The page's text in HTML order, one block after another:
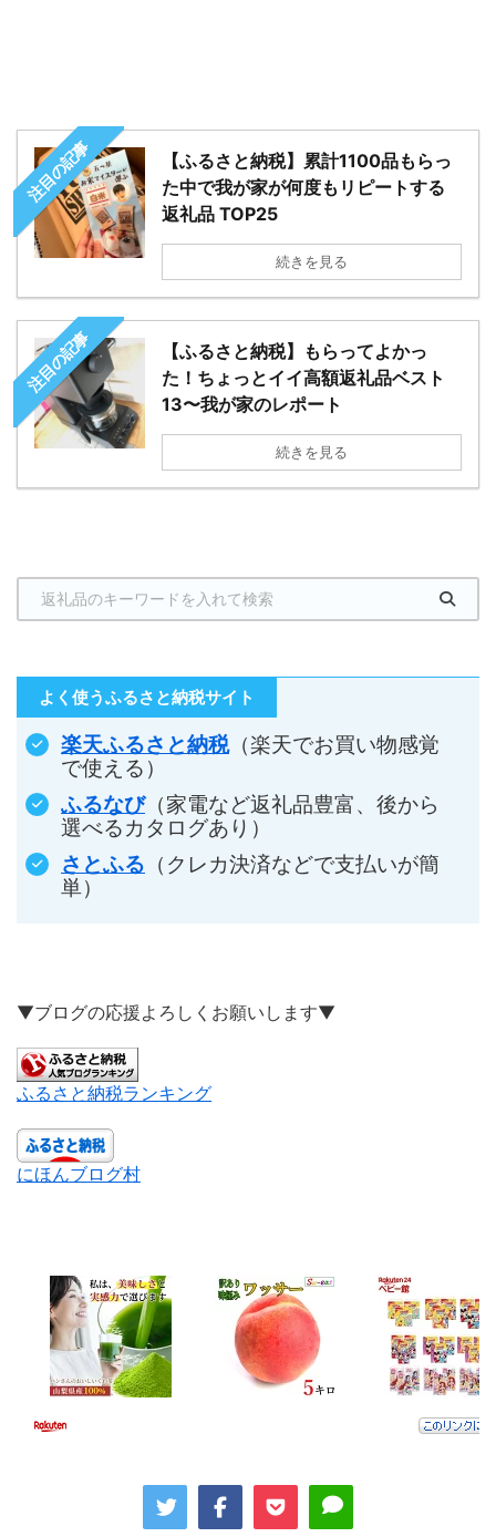
注目の記事
【ふるさと納税】累計1100品もらっ
た中で我が家が何度もリピートする
返礼品 TOP25
続きを見る
注目の記事
【ふるさと納税】もらってよかっ
た！ちょっとイイ高額返礼品ベスト
13〜我が家のレポート
続きを見る
よく使うふるさと納税サイト
楽天ふるさと納税（楽天でお買い物感覚
で使える）
ふるなび（家電など返礼品豊富、後から
選べるカタログあり）
さとふる （クレカ決済などで支払いが簡
単）
▼ブログの応援よろしくお願いします▼
ふるさと納税ランキング
にほんブログ村